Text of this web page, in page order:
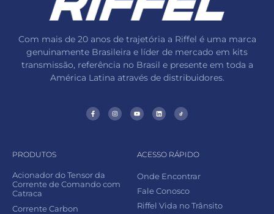
Com mais de 20 anos de trajetória a Riffel é uma marca
genuinamente Brasileira e líder de mercado em kits
transmissão, referência no Brasil e presente em toda a
América Latina através de distribuidores.
PRODUTOS
Acionador do Tensor da
Corrente de Comando com
Catraca
Corrente Carbon
ACESSO RÁPIDO
Onde Encontrar
Fale Conosco
Riffel Vida no Trânsito